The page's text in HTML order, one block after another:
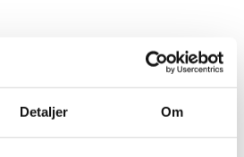
Detaljer Om
den grønne omstilling i
vil partnerskabet
for at udvikle målrettede